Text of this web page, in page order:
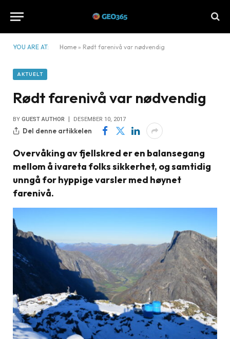
YOU ARE AT: Home » Rødt farenivå var nødvendig
AKTUELT
Rødt farenivå var nødvendig
BY GUEST AUTHOR DESEMBER 10, 2017
Del denne artikkelen
Overvåking av fjellskred er en balansegang
mellom å ivareta folks sikkerhet, og samtidig
unngå for hyppige varsler med høynet
farenivå.